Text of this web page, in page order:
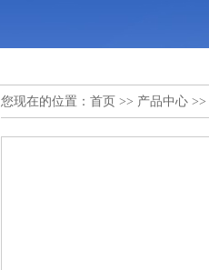
您现在的位置： 首页 >> 产品中心 >>